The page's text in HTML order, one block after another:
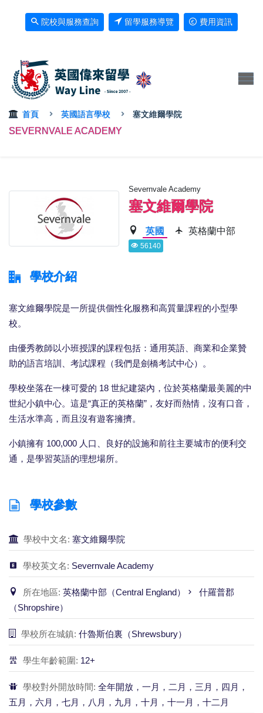
院校與服務查詢 留學服務導覽 費用資訊
首頁 英國語言學校 塞文維爾學院
SEVERNVALE ACADEMY
Severnvale Academy
塞文維爾學院
英國 英格蘭中部
56140
學校介紹
塞文維爾學院是一所提供個性化服務和高質量課程的小型學
校。
由優秀教師以小班授課的課程包括：通用英語、商業和企業贊
助的語言培訓、考試課程（我們是劍橋考試中心）。
學校坐落在一棟可愛的 18 世紀建築內，位於英格蘭最美麗的中
世紀小鎮中心。這是“真正的英格蘭”，友好而熱情，沒有口音，
生活水準高，而且沒有遊客擁擠。
小鎮擁有 100,000 人口、良好的設施和前往主要城市的便利交
通，是學習英語的理想場所。
學校參數
學校中文名: 塞文維爾學院
學校英文名: Severnvale Academy
所在地區: 英格蘭中部（Central England）
什羅普郡
（Shropshire）
學校所在城鎮: 什魯斯伯裏（Shrewsbury）
學生年齡範圍: 12+
學校對外開放時間: 全年開放，一月，二月，三月，四月，
五月，六月，七月，八月，九月，十月，十一月，十二月